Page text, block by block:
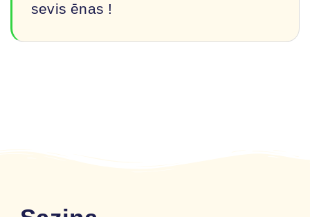
sevis ēnas !